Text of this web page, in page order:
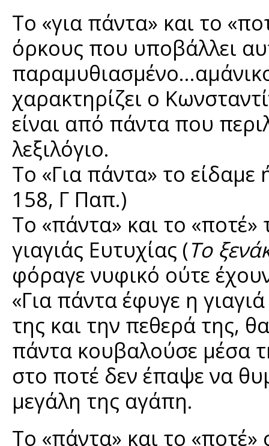
Το «για πάντα» και το
όρκους που υποβάλλει
χαρακτηρίζει ο
είναι από πάντα που
λεξιλόγιο.
Το «Για πάντα» το
158, Γ Παπ.)
Το «πάντα» και το «ποτέ»
γιαγιάς Ευτυχίας (Το
φόραγε νυφικό ούτε
«Για πάντα έφυγε η
της και την πεθερά της,
πάντα κουβαλούσε μέσα
στο ποτέ δεν έπαψε να
μεγάλη της αγάπη.
Το «πάντα» και το «ποτέ»